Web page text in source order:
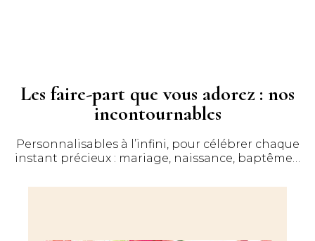
Les faire-part que vous adorez : nos
incontournables
Personnalisables à l’infini, pour célébrer chaque
instant précieux : mariage, naissance, baptême…